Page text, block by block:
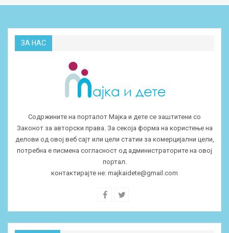
ЗА НАС
Содржините на порталот Мајка и дете се заштитени со
Законот за авторски права. За секоја форма на користење на
делови од овој веб сајт или цели статии за комерцијални цели,
потребна е писмена согласност од администраторите на овој
портал.
контактирајте не: majkaidete@gmail.com